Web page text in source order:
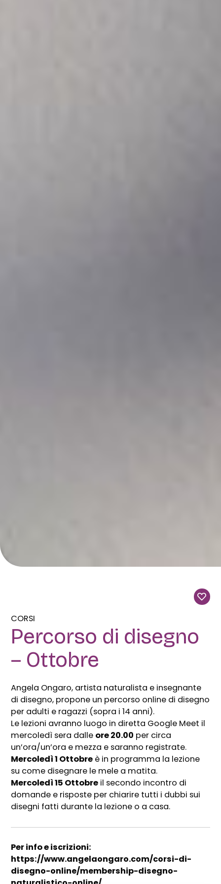
CORSI
Percorso di disegno
– Ottobre
Angela Ongaro, artista naturalista e insegnante
di disegno, propone un percorso online di disegno
per adulti e ragazzi (sopra i 14 anni).
Le lezioni avranno luogo in diretta Google Meet il
mercoledì sera dalle ore 20.00 per circa
un’ora/un’ora e mezza e saranno registrate.
Mercoledì 1 Ottobre è in programma la lezione
su come disegnare le mele a matita.
Mercoledì 15 Ottobre il secondo incontro di
domande e risposte per chiarire tutti i dubbi sui
disegni fatti durante la lezione o a casa.
Per info e iscrizioni:
https://www.angelaongaro.com/corsi-di-
disegno-online/membership-disegno-